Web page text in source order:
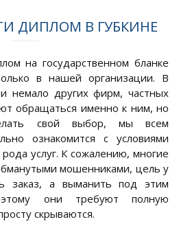
ДИПЛОМ В ГУБКИНЕ
на государственном бланке
в нашей организации. В
немало других фирм, частных
обращаться именно к ним, но
свой выбор, мы всем
ознакомится с условиями
услуг. К сожалению, многие
мошенниками, цель у
заказ, а выманить под этим
они требуют полную
скрываются.